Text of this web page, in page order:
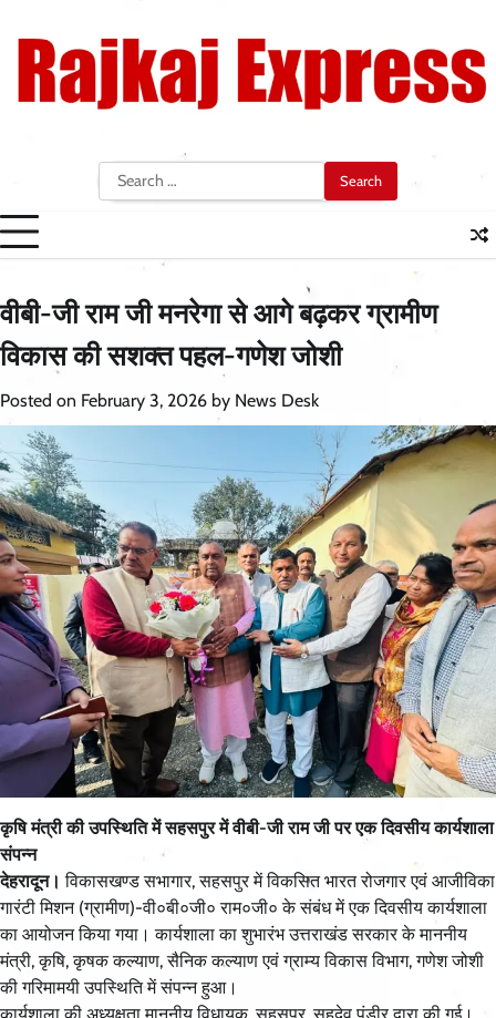
content
Search
for:
वीबी-जी राम जी मनरेगा से आगे बढ़कर ग्रामीण
विकास की सशक्त पहल-गणेश जोशी
Posted on February 3, 2026 by News Desk
कृषि मंत्री की उपस्थिति में सहसपुर में वीबी-जी राम जी पर एक दिवसीय कार्यशाला
संपन्न
देहरादून।विकासखण्ड सभागार, सहसपुर में विकसित भारत रोजगार एवं आजीविका
गारंटी मिशन (ग्रामीण)-वी०बी०जी० राम०जी० के संबंध में एक दिवसीय कार्यशाला
का आयोजन किया गया। कार्यशाला का शुभारंभ उत्तराखंड सरकार के माननीय
मंत्री, कृषि, कृषक कल्याण, सैनिक कल्याण एवं ग्राम्य विकास विभाग, गणेश जोशी
की गरिमामयी उपस्थिति में संपन्न हुआ।